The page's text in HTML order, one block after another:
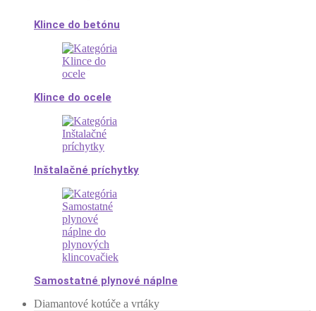
Klince do betónu
Klince do ocele
Inštalačné príchytky
Samostatné plynové náplne
Diamantové kotúče a vrtáky